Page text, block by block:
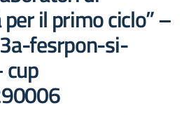
il primo ciclo” –
fesrpon-si-